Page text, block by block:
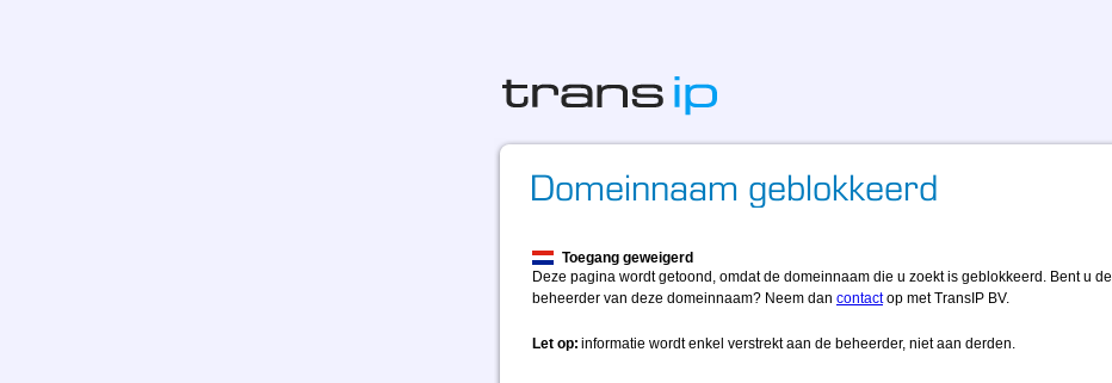
Toegang geweigerd
Deze pagina wordt getoond, omdat de domeinnaam die u zoekt is geblokkeerd. Bent u de
beheerder van deze domeinnaam? Neem dan contactop met TransIP BV.
Let op: informatie wordt enkel verstrekt aan de beheerder, niet aan derden.